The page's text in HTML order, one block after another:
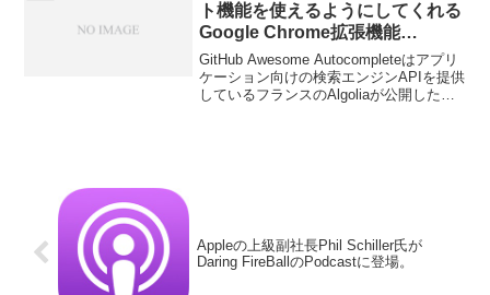
ト機能を使えるようにしてくれる
Google Chrome拡張機能
「GitHub Awesome
Autocomplete」が公開。
GitHub Awesome Autocompleteはアプリ
ケーション向けの検索エンジンAPIを提供
しているフランスのAlgoliaが公開した
Appleの上級副社長Phil Schiller氏が
Daring FireBallのPodcastに登場。